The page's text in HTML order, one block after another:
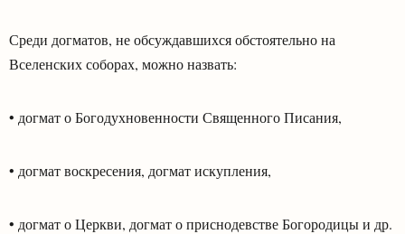
Среди догматов, не обсуждавшихся обстоятельно на
Вселенских соборах, можно назвать:
• догмат о Богодухновенности Священного Писания,
• догмат воскресения, догмат искупления,
• догмат о Церкви, догмат о приснодевстве Богородицы и др.